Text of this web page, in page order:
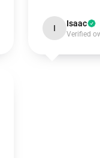
I Isaac
Verified